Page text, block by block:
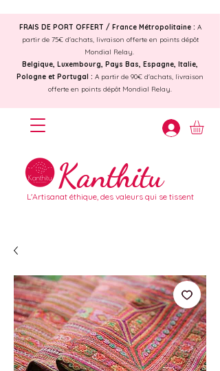
Kanthitu
L'Artisanat éthique, des valeurs qui se tissent
FRAIS DE PORT OFFERT / France Métropolitaine : A
partir de 75€ d'achats, livraison offerte en points dépôt
Mondial Relay.
Belgique, Luxembourg, Pays Bas, Espagne, Italie,
Pologne et Portugal : A partir de 90€ d'achats, livraison
offerte en points dépôt Mondial Relay.